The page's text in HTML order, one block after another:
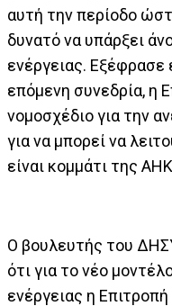
αυτή την περίοδο
δυνατό να υπάρξει
ενέργειας. Εξέφρασε
επόμενη συνεδρία, η
νομοσχέδιο για την
για να μπορεί να
είναι κομμάτι της
Ο βουλευτής του
ότι για το νέο
ενέργειας η